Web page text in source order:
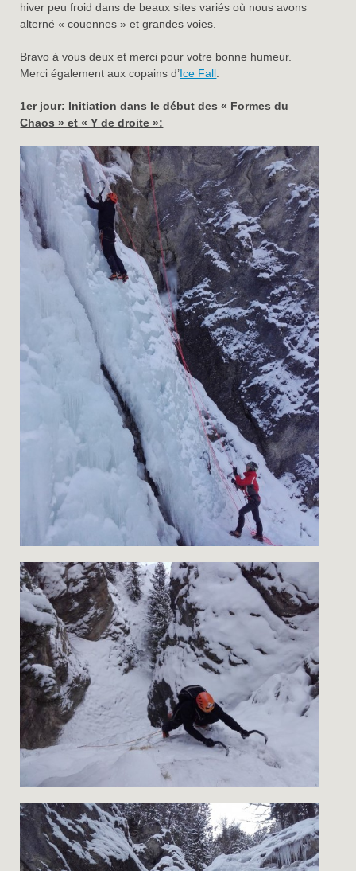
hiver peu froid dans de beaux sites variés où nous avons
alterné « couennes » et grandes voies.
Bravo à vous deux et merci pour votre bonne humeur.
Merci également aux copains d’Ice Fall.
1er jour: Initiation dans le début des « Formes du
Chaos » et « Y de droite »: